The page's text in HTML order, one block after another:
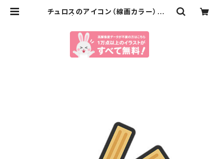
チュロスのアイコン（線画カラー）のイ